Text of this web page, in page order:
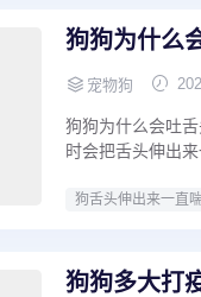
狗狗为什么
宠物狗
狗狗为什么会吐
时会把舌头伸出
狗舌头伸出来一直
狗狗多大打